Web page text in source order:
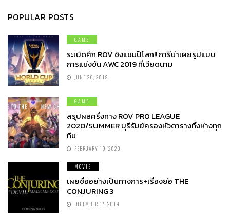
POPULAR POSTS
GAME
ระเบิดศึก ROV ชิงแชมป์โลก!! การีน่าเผยรูปแบบ
การแข่งขัน AWC 2019 ที่เวียดนาม
JUNE 26, 2019
GAME
สรุปผลครึ่งทาง ROV PRO LEAGUE
2020/SUMMER บุรีรัมย์ครองหัวตารางทิ้งห่างทุก
ทีม
FEBRUARY 19, 2020
MOVIE
เผยชื่ออย่างเป็นทางการ+เรื่องย่อ THE
CONJURING 3
DECEMBER 17, 2019